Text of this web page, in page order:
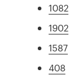
1082
1902
1587
408